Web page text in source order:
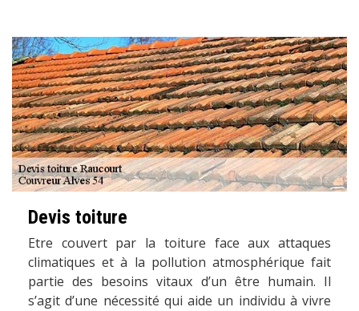
Devis toiture
Etre couvert par la toiture face aux attaques
climatiques et à la pollution atmosphérique fait
partie des besoins vitaux d’un être humain. Il
s’agit d’une nécessité qui aide un individu à vivre